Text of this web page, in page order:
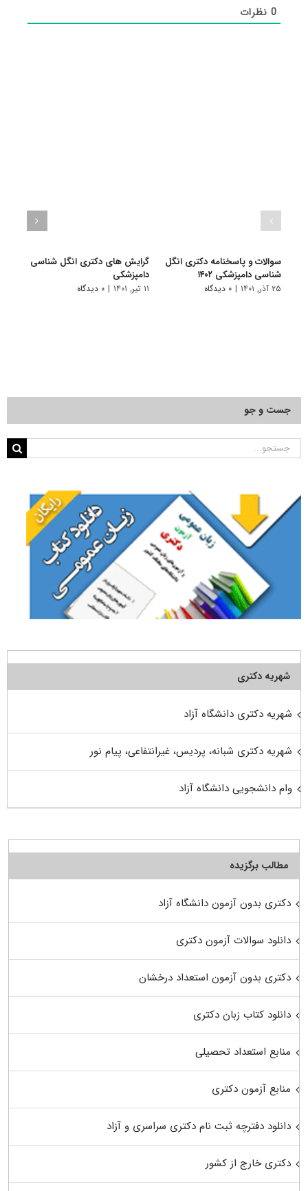
0نظرات
سوالات و پاسخنامه دکتری انگل
شناسی دامپزشکی ۱۴۰۲
۲۵ آذر, ۱۴۰۱ | ۰ دیدگاه
گرایش های دکتری انگل شناسی
دامپزشکی
۱۱ تیر, ۱۴۰۱ | ۰ دیدگاه
جست و جو
جستجو
شهریه دکتری
شهریه دکتری دانشگاه آزاد
شهریه دکتری شبانه، پردیس، غیرانتفاعی، پیام نور
وام دانشجویی دانشگاه آزاد
مطالب برگزیده
دکتری بدون آزمون دانشگاه آزاد
دانلود سوالات آزمون دکتری
دکتری بدون آزمون استعداد درخشان
دانلود کتاب زبان دکتری
منابع استعداد تحصیلی
منابع آزمون دکتری
دانلود دفترچه ثبت نام دکتری سراسری و آزاد
دکتری خارج از کشور